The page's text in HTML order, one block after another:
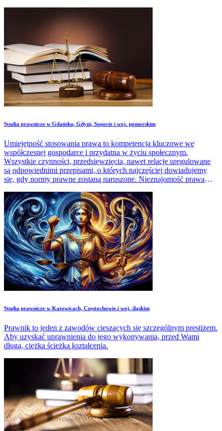
zakresu prawa nie muszą się martwić o swoją przyszłość.W tym
artykule podpowiadamy, jakie są możliwości kształcenia w zakresie
prawa w Białymstoku i woj. podlaskim.
Studia prawnicze w Gdańsku, Gdyni, Sopocie i woj. pomorskim
Umiejętność stosowania prawa to kompetencja kluczowe we
współczesnej gospodarce i przydatna w życiu społecznym.
Wszystkie czynności, przedsięwzięcia, nawet relacje uregulowane
są odpowiednimi przepisami, o których najczęściej dowiadujemy
się, gdy normy prawne zostaną naruszone. Nieznajomość prawa
uregulowań jest niezrozumiałych, niekiedy niewłaściwie
interpretowanych, co może skutkować niepożądanymi efektami.
Studia prawnicze w Katowicach, Częstochowie i woj. śląskim
Prawnik to jeden z zawodów cieszących się szczególnym prestiżem.
Aby uzyskać uprawnienia do jego wykonywania, przed Wami
długa, ciężka ścieżka kształcenia.